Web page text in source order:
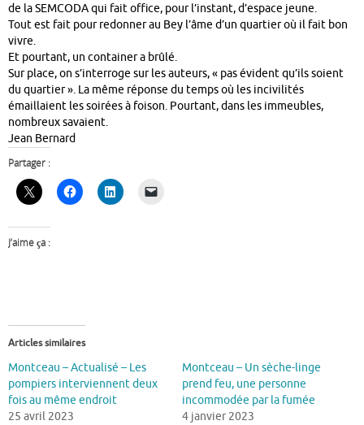
de la SEMCODA qui fait office, pour l’instant, d’espace jeune.
Tout est fait pour redonner au Bey l’âme d’un quartier où il fait bon
vivre.
Et pourtant, un container a brûlé.
Sur place, on s’interroge sur les auteurs, « pas évident qu’ils soient
du quartier ». La même réponse du temps où les incivilités
émaillaient les soirées à foison. Pourtant, dans les immeubles,
nombreux savaient.
Jean Bernard
Partager :
J’aime ça :
Articles similaires
Montceau – Actualisé – Les
pompiers interviennent deux
fois au même endroit
25 avril 2023
Montceau – Un sèche-linge
prend feu, une personne
incommodée par la fumée
4 janvier 2023